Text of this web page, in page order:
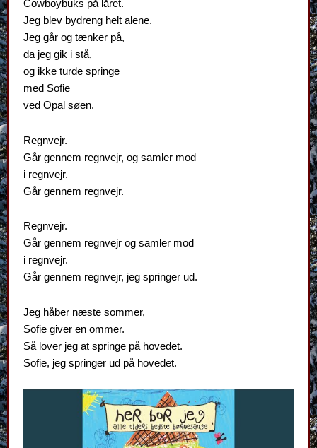
Cowboybuks på låret.
Jeg blev bydreng helt alene.
Jeg går og tænker på,
da jeg gik i stå,
og ikke turde springe
med Sofie
ved Opal søen.
Regnvejr.
Går gennem regnvejr, og samler mod
i regnvejr.
Går gennem regnvejr.
Regnvejr.
Går gennem regnvejr og samler mod
i regnvejr.
Går gennem regnvejr, jeg springer ud.
Jeg håber næste sommer,
Sofie giver en ommer.
Så lover jeg at springe på hovedet.
Sofie, jeg springer ud på hovedet.